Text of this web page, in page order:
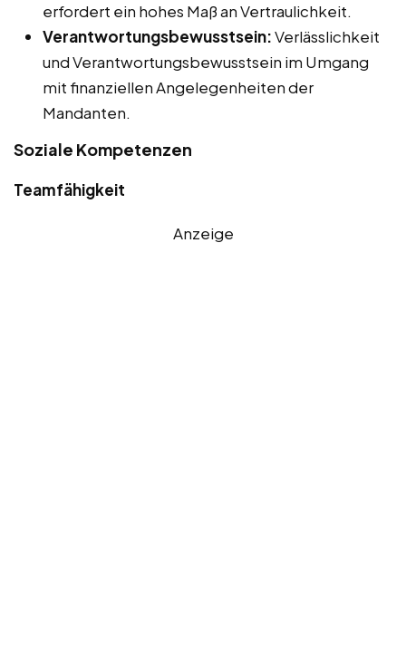
erfordert ein hohes Maß an Vertraulichkeit.
Verantwortungsbewusstsein:Verlässlichkeit
und Verantwortungsbewusstsein im Umgang
mit finanziellen Angelegenheiten der
Mandanten.
Soziale Kompetenzen
Teamfähigkeit
Anzeige